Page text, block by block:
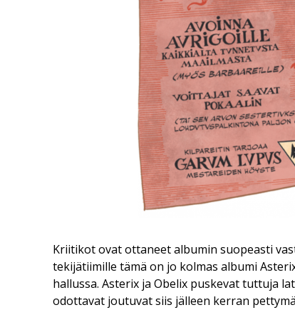
Kriitikot ovat ottaneet albumin suopeasti
tekijätiimille tämä on jo kolmas albumi
hallussa. Asterix ja Obelix puskevat tuttuja
odottavat joutuvat siis jälleen kerran